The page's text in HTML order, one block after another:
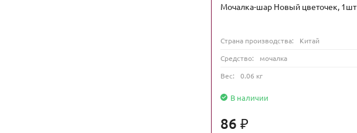
Мочалка-шар Новый цветочек, 1шт
Страна производства:
Китай
Средство:
мочалка
Вес:
0.06 кг
В наличии
86 ₽